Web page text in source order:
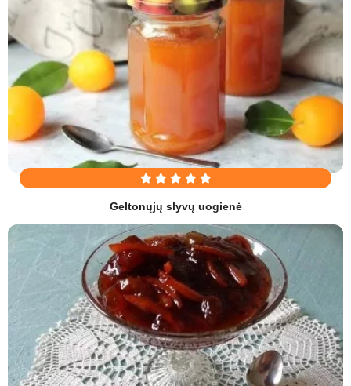
Geltonųjų slyvų uogienė